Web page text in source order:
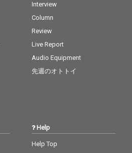
Interview
Column
Review
Live Report
Audio Equipment
先週のオトトイ
Help
Help Top